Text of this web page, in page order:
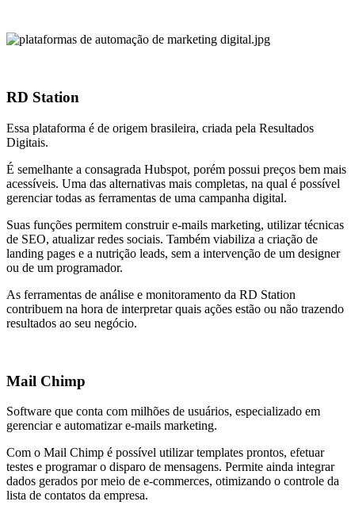
RD Station
Essa plataforma é de origem brasileira, criada pela Resultados
Digitais.
É semelhante a consagrada Hubspot, porém possui preços bem mais
acessíveis. Uma das alternativas mais completas, na qual é possível
gerenciar todas as ferramentas de uma campanha digital.
Suas funções permitem construir e-mails marketing, utilizar técnicas
de SEO, atualizar redes sociais. Também viabiliza a criação de
landing pages e a nutrição leads, sem a intervenção de um designer
ou de um programador.
As ferramentas de análise e monitoramento da RD Station
contribuem na hora de interpretar quais ações estão ou não trazendo
resultados ao seu negócio.
Mail Chimp
Software que conta com milhões de usuários, especializado em
gerenciar e automatizar e-mails marketing.
Com o Mail Chimp é possível utilizar templates prontos, efetuar
testes e programar o disparo de mensagens. Permite ainda integrar
dados gerados por meio de e-commerces, otimizando o controle da
lista de contatos da empresa.